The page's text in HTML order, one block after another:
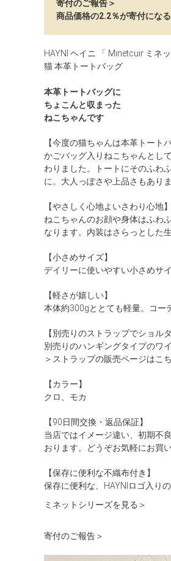
寄付のご報告＞
商品価格の2.2％が寄付にな
HAYNI ヘイニ 「 Minetcuir ミネ
猫 本革トートバッグ
本革トートバッグに
ちょこんと収まった
ねこちゃんです
【今度の猫ちゃんは本革トート
かごバッグ入りねこちゃんとし
わりました。トートにそのふわ
に。大人っぽさや上品さもありま
【やさしく心地よいさわり心地】
ねこちゃんのお顔や身体はふわ
なります。内装はさらっとした生
【小さめサイズ】
デイリーに使いやすい小さめサ
【軽さが嬉しい】
本体約300gととても軽量。コー
【別売りのストラップでショル
別売りのハンギングタイプのワ
＞ストラップの販売ページはこ
【カラー】
クロ、モカ
【90日間交換・返品保証】
当店ではイメージ違い、初期不
おります。どうぞお気軽にお買
【保存に便利な不織布付き】
保存に便利な、HAYNIロゴ入り
ミネットシリーズを見る＞
寄付のご報告＞